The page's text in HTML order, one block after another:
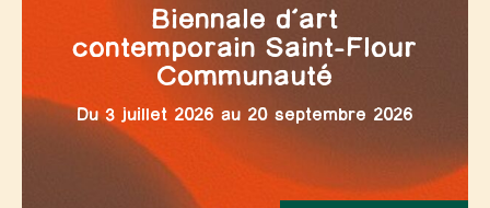
Biennale d’art
contemporain Saint-Flour
Communauté
Du 3 juillet 2026 au 20 septembre 2026